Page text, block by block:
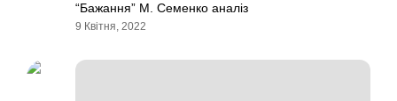
“Бажання” М. Семенко аналіз
9 Квітня, 2022